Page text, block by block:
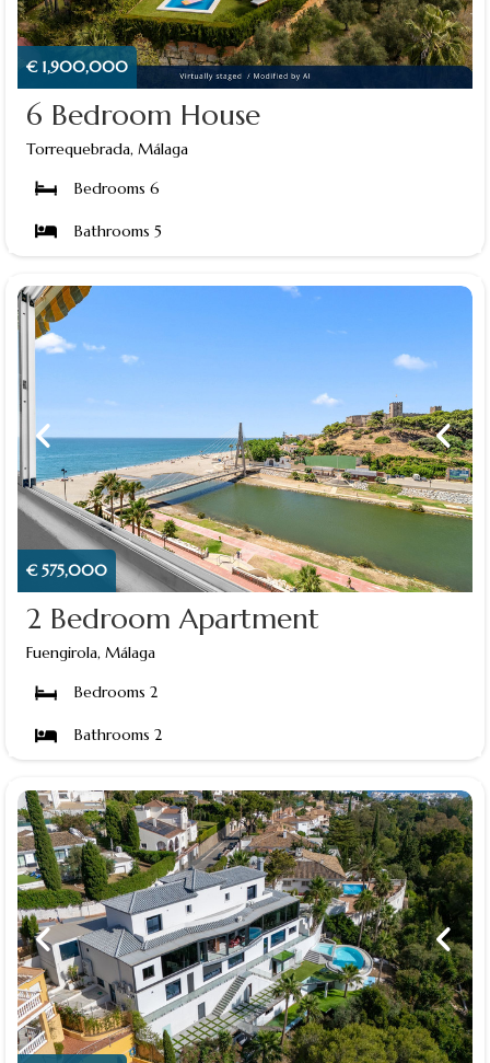
€ 1,900,000
6 Bedroom House
Torrequebrada, Málaga
Bedrooms 6
Bathrooms 5
€ 575,000
2 Bedroom Apartment
Fuengirola, Málaga
Bedrooms 2
Bathrooms 2